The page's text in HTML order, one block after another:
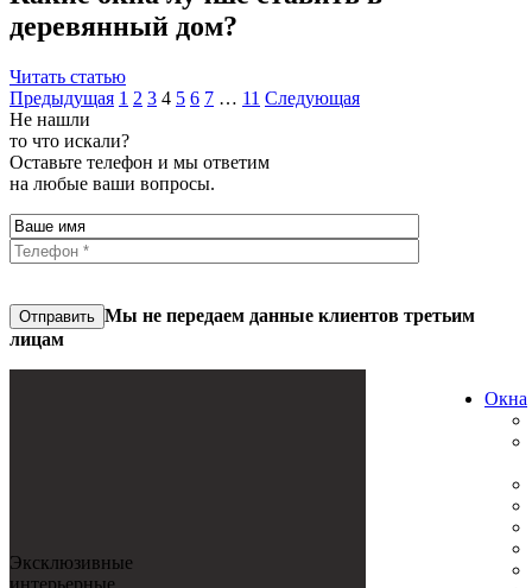
деревянный дом?
Читать статью
Предыдущая 1 2 3 4 5 6 7 … 11 Следующая
Не нашли
то что искали?
Оставьте телефон и мы ответим
на любые ваши вопросы.
Отправить Мы не передаем данные клиентов третьим
лицам
Эксклюзивные
интерьерные
Oкна